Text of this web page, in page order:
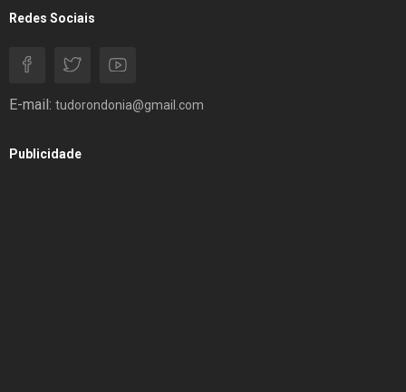
Redes Sociais
E-mail: tudorondonia@gmail.com
Publicidade